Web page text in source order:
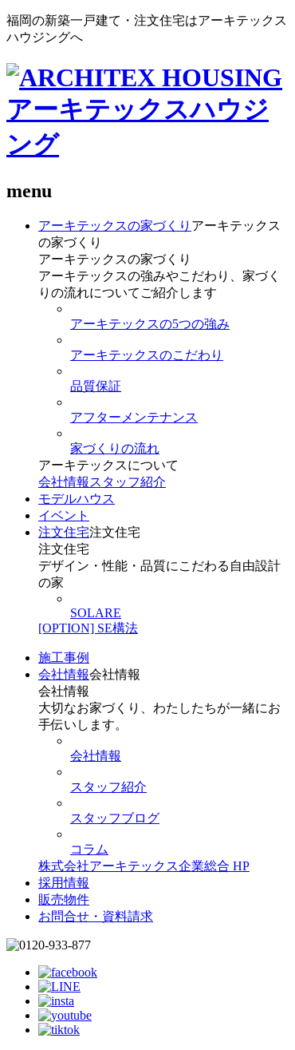
福岡の新築一戸建て・注文住宅はアーキテックス
ハウジングへ
menu
アーキテックスの家づくり アーキテックス
の家づくり
アーキテックスの家づくり
アーキテックスの強みやこだわり、家づく
りの流れについてご紹介します
アーキテックスの5つの強み
アーキテックスのこだわり
品質保証
アフターメンテナンス
家づくりの流れ
アーキテックスについて
会社情報 スタッフ紹介
モデルハウス
イベント
注文住宅注文住宅
注文住宅
デザイン・性能・品質にこだわる自由設計
の家
SOLARE
[OPTION] SE構法
施工事例
会社情報会社情報
会社情報
大切なお家づくり、わたしたちが一緒にお
手伝いします。
会社情報
スタッフ紹介
スタッフブログ
コラム
株式会社アーキテックス企業総合 HP
採用情報
販売物件
お問合せ・資料請求